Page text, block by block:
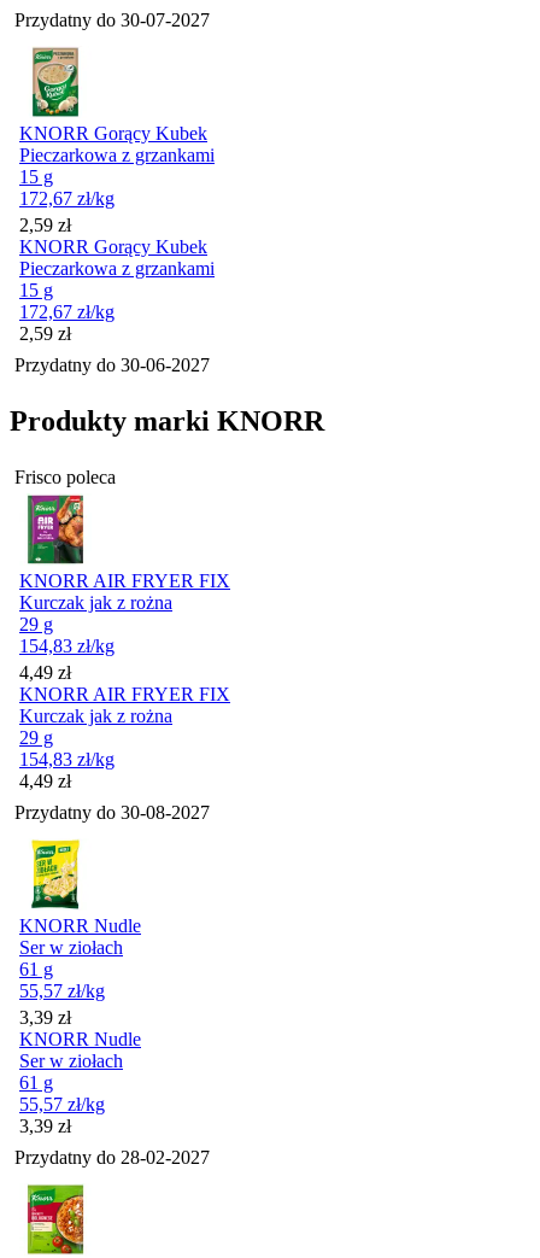
Przydatny do 30-07-2027
KNORR Gorący Kubek
Pieczarkowa z grzankami
15 g
172,67 zł/kg
Cena
2,59 zł
KNORR Gorący Kubek
Pieczarkowa z grzankami
15 g
172,67 zł/kg
Cena
2,59 zł
Przydatny do 30-06-2027
Produkty marki KNORR
Frisco poleca
KNORR AIR FRYER FIX
Kurczak jak z rożna
29 g
154,83 zł/kg
Cena
4,49 zł
KNORR AIR FRYER FIX
Kurczak jak z rożna
29 g
154,83 zł/kg
Cena
4,49 zł
Przydatny do 30-08-2027
KNORR Nudle
Ser w ziołach
61 g
55,57 zł/kg
Cena
3,39 zł
KNORR Nudle
Ser w ziołach
61 g
55,57 zł/kg
Cena
3,39 zł
Przydatny do 28-02-2027